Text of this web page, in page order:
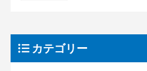
カテゴリー